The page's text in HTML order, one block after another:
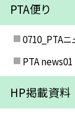
PTA便り
0710_PTAニ
PTA news01
HP掲載資料